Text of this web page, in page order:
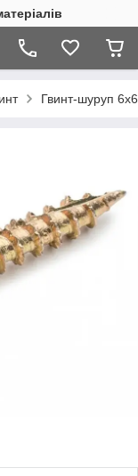
Гвинт-шуруп